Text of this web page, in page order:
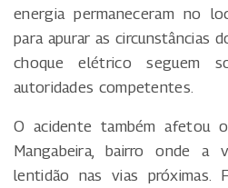
energia permaneceram no
para apurar as circunstâncias
choque elétrico seguem
autoridades competentes.
O acidente também afetou
Mangabeira, bairro onde a
lentidão nas vias próximas.